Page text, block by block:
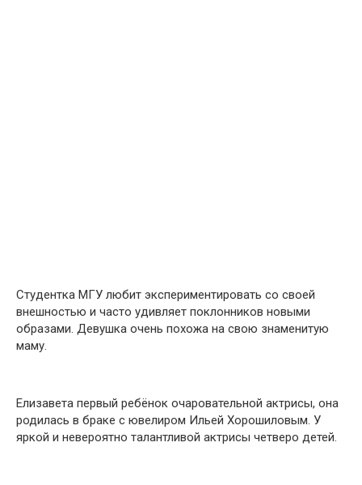
Студентка МГУ любит экспериментировать со своей
внешностью и часто удивляет поклонников новыми
образами. Девушка очень похожа на свою знаменитую
маму.
Елизавета первый ребёнок очаровательной актрисы, она
родилась в браке с ювелиром Ильей Хорошиловым. У
яркой и невероятно талантливой актрисы четверо детей.